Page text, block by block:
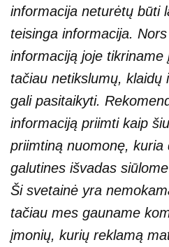
informacija neturėtų būti
teisinga informacija.
informaciją joje tikriname
tačiau netikslumų, klaidų
gali pasitaikyti.
informaciją priimti kaip
priimtiną nuomonę, kuria
galutines išvadas
Ši svetainė yra
tačiau mes gauname
įmonių, kurių reklamą